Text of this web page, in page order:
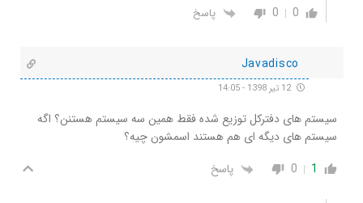
0
0 پاسخ
Javadisco
12 تیر 1398 - 14:05
سیستم های دفترکل توزیع شده فقط همین سه سیستم هستنن؟ اگه
سیستم های دیگه ای هم هستند اسمشون چیه؟
1
0 پاسخ